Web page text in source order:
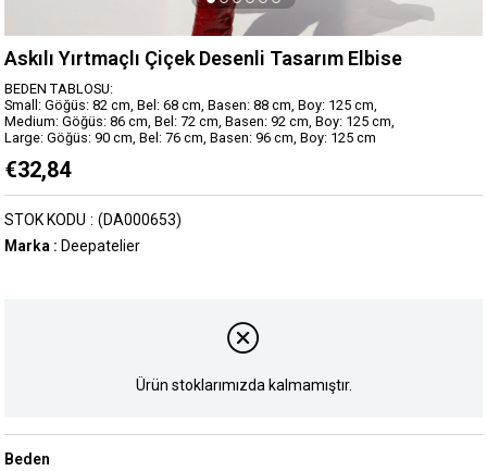
Askılı Yırtmaçlı Çiçek Desenli Tasarım Elbise
BEDEN TABLOSU:
Small: Göğüs: 82 cm, Bel: 68 cm, Basen: 88 cm, Boy: 125 cm,
Medium: Göğüs: 86 cm, Bel: 72 cm, Basen: 92 cm, Boy: 125 cm,
Large: Göğüs: 90 cm, Bel: 76 cm, Basen: 96 cm, Boy: 125 cm
€32,84
(DA000653)
STOK KODU
Marka : Deepatelier
Ürün stoklarımızda kalmamıştır.
Beden